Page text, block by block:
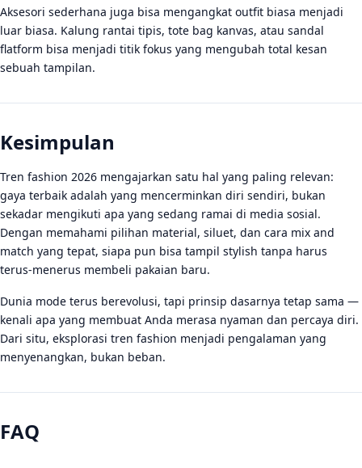
Aksesori sederhana juga bisa mengangkat outfit biasa menjadi
luar biasa. Kalung rantai tipis, tote bag kanvas, atau sandal
flatform bisa menjadi titik fokus yang mengubah total kesan
sebuah tampilan.
Kesimpulan
Tren fashion 2026 mengajarkan satu hal yang paling relevan:
gaya terbaik adalah yang mencerminkan diri sendiri, bukan
sekadar mengikuti apa yang sedang ramai di media sosial.
Dengan memahami pilihan material, siluet, dan cara mix and
match yang tepat, siapa pun bisa tampil stylish tanpa harus
terus-menerus membeli pakaian baru.
Dunia mode terus berevolusi, tapi prinsip dasarnya tetap sama —
kenali apa yang membuat Anda merasa nyaman dan percaya diri.
Dari situ, eksplorasi tren fashion menjadi pengalaman yang
menyenangkan, bukan beban.
FAQ